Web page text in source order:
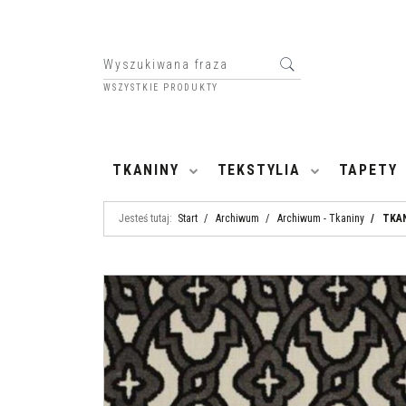
WSZYSTKIE PRODUKTY
TKANINY TEKSTYLIA TAPETY
Jesteś tutaj: Start / Archiwum / Archiwum - Tkaniny /